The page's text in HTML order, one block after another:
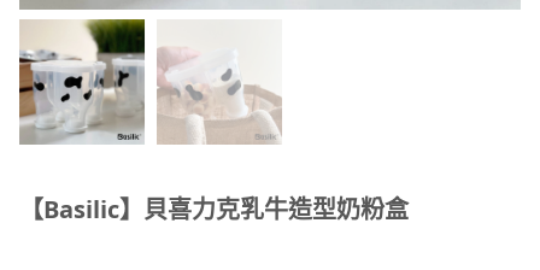
【Basilic】貝喜力克乳牛造型奶粉盒